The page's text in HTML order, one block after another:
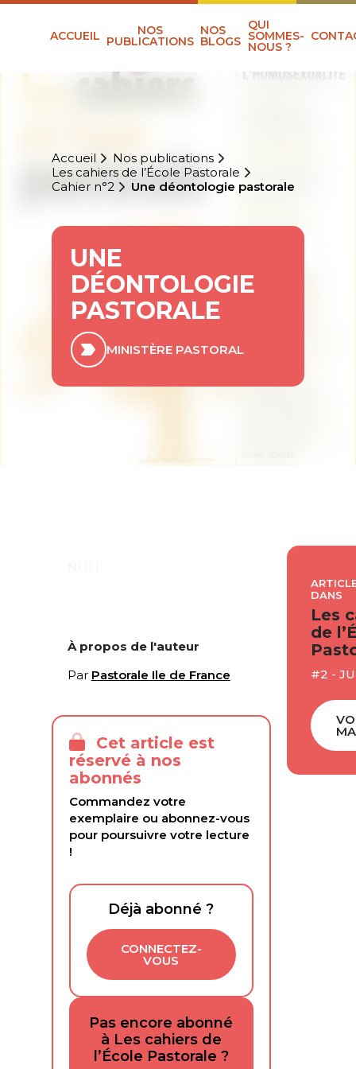
ACCUEIL NOS
PUBLICATIONS
NOS
BLOGS
QUI
SOMMES-
NOUS ?
Accueil
Nos publications
Les cahiers de l’École Pastorale
Cahier n°2
Une déontologie pastorale
UNE
DÉONTOLOGIE
PASTORALE
MINISTÈRE PASTORAL
À propos de l'auteur
Par Pastorale Ile de France
Cet article est
réservé à nos
abonnés
Commandez votre
exemplaire ou abonnez-vous
pour poursuivre votre lecture
!
Déjà abonné ?
CONNECTEZ-
VOUS
Pas encore abonné
à Les cahiers de
l’École Pastorale ?
DANS
Les
de
#2 -